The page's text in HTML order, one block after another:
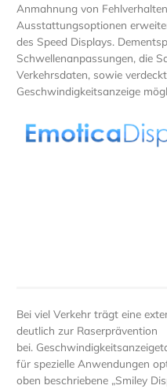
Anmahnung von
Ausstattungsoptionen
des Speed Displays.
Schwellenanpassungen, die
Verkehrsdaten, sowie
Geschwindigkeitsanzeige
Bei viel Verkehr trägt eine
deutlich zur Raserprävention
bei.
für spezielle Anwendungen
oben beschriebene „Smiley